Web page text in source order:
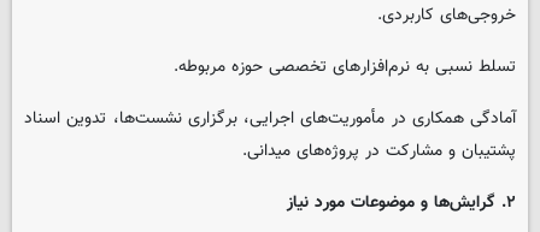
خروجی‌های کاربردی.
تسلط نسبی به نرم‌افزارهای تخصصی حوزه مربوطه.
آمادگی همکاری در مأموریت‌های اجرایی، برگزاری نشست‌ها، تدوین اسناد
پشتیبان و مشارکت در پروژه‌های میدانی.
۲. گرایش‌ها و موضوعات مورد نیاز